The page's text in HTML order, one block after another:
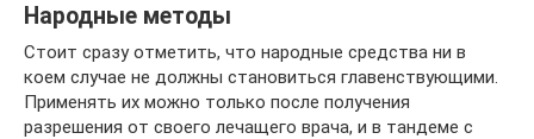
Народные методы
Стоит сразу отметить, что народные средства ни в
коем случае не должны становиться главенствующими.
Применять их можно только после получения
разрешения от своего лечащего врача, и в тандеме с